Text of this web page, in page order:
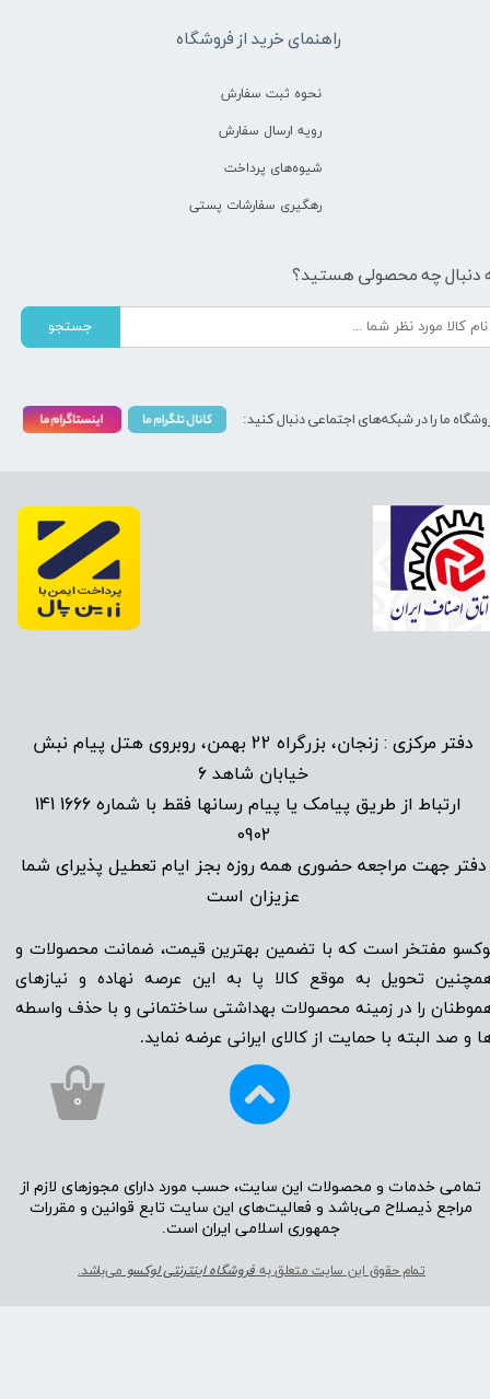
دفتر مرکزی : زنجان، بزرگراه 22 بهمن، روبروی هتل پیام نبش
خیابان شاهد 6
ارتباط از طریق پیامک یا پیام رسانها فقط با شماره
1666 141
0902
دفتر جهت مراجعه حضوری همه روزه بجز ایام تعطیل پذیرای شما
عزیزان است​​​​​​​
مفتخر است که با تضمین بهترین قیمت، ضمانت محصولات و
تحویل به موقع کالا پا به این عرصه نهاده و نیاز‌‌‌‌‌‌‌‌های
را در زمینه‌‌‌ محصولات بهداشتی ساختمانی و با حذف واسطه
و صد البته با حمایت از کالای ایرانی عرضه نماید.
تمامی خدمات و محصولات این سایت، حسب مورد دارای مجوز‌‌‌‌های لازم از
مراجع ذیصلاح می‌باشد و فعالیت‌‌‌‌های این سایت تابع قوانین و مقررات
جمهوری اسلامی ایران است.​​​​​​​
تمام حقوق این سایت متعلق بهفروشگاه اینترنتی لوکسومی‌باشد.
راهنمای خرید از فروشگاه
نحوه ثبت سفارش
رویه ارسال سفارش
شیوه‌های پرداخت
رهگیری سفارشات پستی
دنبال چه محصولی هستید؟
جستجو
ما را در شبکه‌های اجتماعی دنبال کنید:
۰